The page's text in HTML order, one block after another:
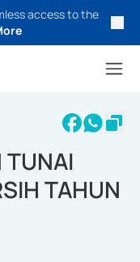
access to the
TUNAI
TAHUN